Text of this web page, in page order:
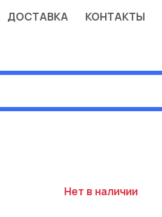
ДОСТАВКА КОНТАКТЫ
Нет в наличии